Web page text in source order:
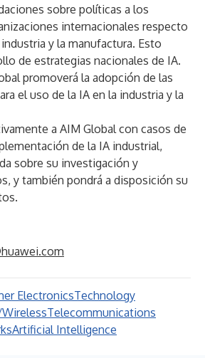
sobre políticas a los
internacionales respecto
y la manufactura. Esto
de estrategias nacionales de IA.
promoverá la adopción de las
el uso de la IA en la industria y la
a AIM Global con casos de
de la IA industrial,
sobre su investigación y
y también pondrá a disposición su
ElectronicsTechnology
Telecommunications
Artificial Intelligence